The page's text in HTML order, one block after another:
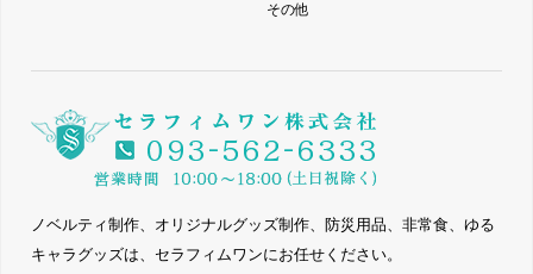
その他
ノベルティ制作、オリジナルグッズ制作、防災用品、非常食、ゆる
キャラグッズは、セラフィムワンにお任せください。